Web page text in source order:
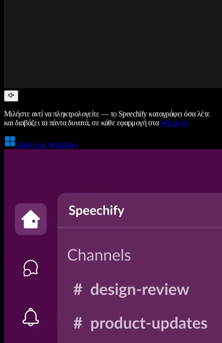
Μιλήστε αντί να πληκτρολογείτε — το Speechify καταγράφει όσα λέτε
και διαβάζει τα πάντα δυνατά, σε κάθε εφαρμογή σταWindows
Λήψη για Windows